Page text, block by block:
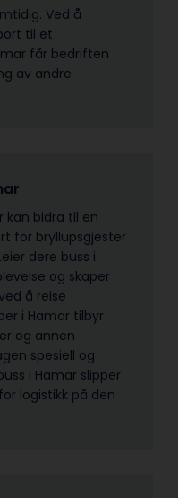
Ved å
til et
får bedriften
av andre
kan bidra til en
for bryllupsgjester
dere buss i
og skaper
å reise
i Hamar tilbyr
og annen
spesiell og
i Hamar slipper
logistikk på den